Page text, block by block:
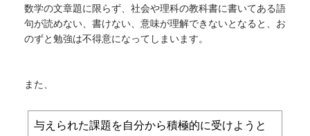
数学の文章題に限らず、社会や理科の教科書に書いてある語
句が読めない、書けない、意味が理解できないとなると、お
のずと勉強は不得意になってしまいます。
また、
与えられた課題を自分から積極的に受けようと